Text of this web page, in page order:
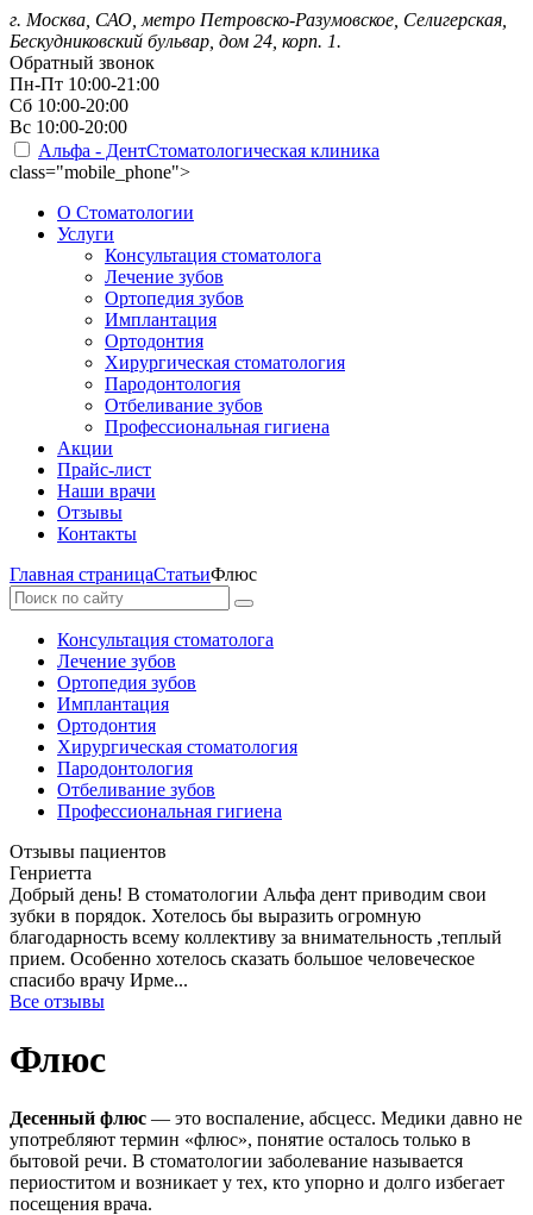
г. Москва, САО, метро Петровско-Разумовское, Селигерская,
Бескудниковский бульвар, дом 24, корп. 1.
Обратный звонок
Пн-Пт 10:00-21:00
Сб 10:00-20:00
Вс 10:00-20:00
Альфа - ДентСтоматологическая клиника
class="mobile_phone">
О Стоматологии
Услуги
Консультация стоматолога
Лечение зубов
Ортопедия зубов
Имплантация
Ортодонтия
Хирургическая стоматология
Пародонтология
Отбеливание зубов
Профессиональная гигиена
Акции
Прайс-лист
Наши врачи
Отзывы
Контакты
Главная страницаСтатьиФлюс
Консультация стоматолога
Лечение зубов
Ортопедия зубов
Имплантация
Ортодонтия
Хирургическая стоматология
Пародонтология
Отбеливание зубов
Профессиональная гигиена
Отзывы пациентов
Генриетта
Добрый день! В стоматологии Альфа дент приводим свои
зубки в порядок. Хотелось бы выразить огромную
благодарность всему коллективу за внимательность ,теплый
прием. Особенно хотелось сказать большое человеческое
спасибо врачу Ирме...
Все отзывы
Флюс
Десенный флюс — это воспаление, абсцесс. Медики давно не
употребляют термин «флюс», понятие осталось только в
бытовой речи. В стоматологии заболевание называется
периоститом и возникает у тех, кто упорно и долго избегает
посещения врача.